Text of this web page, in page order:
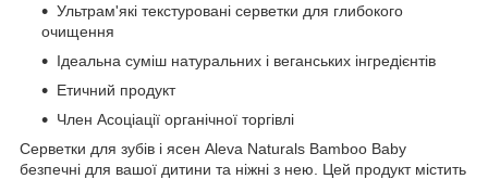
Ультрам'які текстуровані серветки для глибокого
очищення
Ідеальна суміш натуральних і веганських інгредієнтів
Етичний продукт
Член Асоціації органічної торгівлі
Серветки для зубів і ясен Aleva Naturals Bamboo Baby
безпечні для вашої дитини та ніжні з нею. Цей продукт містить